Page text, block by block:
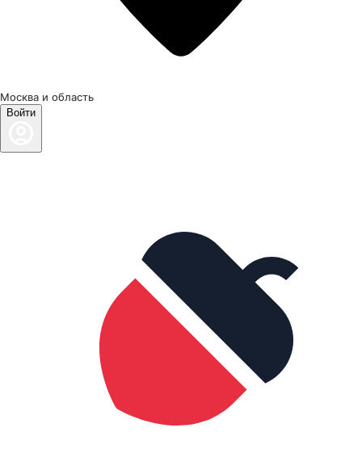
Москва и область
Войти